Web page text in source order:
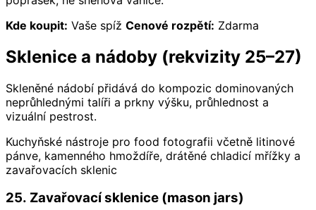
Kde koupit: Vaše spíž Cenové rozpětí: Zdarma
Sklenice a nádoby (rekvizity 25–27)
Skleněné nádobí přidává do kompozic dominovaných
neprůhlednými talíři a prkny výšku, průhlednost a
vizuální pestrost.
Kuchyňské nástroje pro food fotografii včetně litinové
pánve, kamenného hmoždíře, drátěné chladicí mřížky a
zavařovacích sklenic
25. Zavařovací sklenice (mason jars)